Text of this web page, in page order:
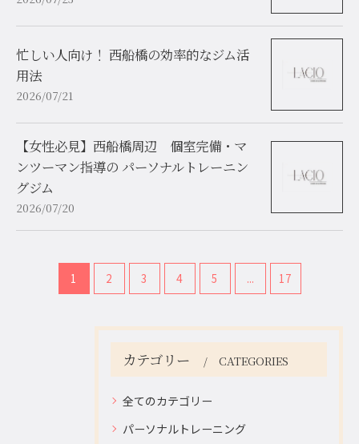
忙しい人向け！ 西船橋の効率的なジム活
用法
2026/07/21
【女性必見】西船橋周辺 個室完備・マ
ンツーマン指導の パーソナルトレーニン
グジム
2026/07/20
1 2 3 4 5 ... 17
カテゴリー CATEGORIES
全てのカテゴリー
パーソナルトレーニング